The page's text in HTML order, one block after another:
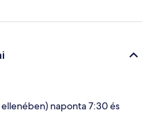
naponta 7:30 és